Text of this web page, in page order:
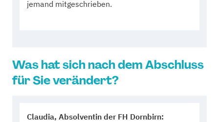
jemand mitgeschrieben.
Was hat sich nach dem Abschluss
für Sie verändert?
Claudia, Absolventin der FH Dornbirn: